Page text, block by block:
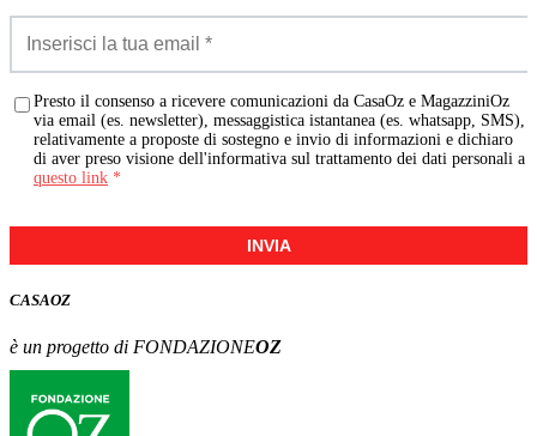
Presto il consenso a ricevere comunicazioni da CasaOz e MagazziniOz
via email (es. newsletter), messaggistica istantanea (es. whatsapp, SMS),
relativamente a proposte di sostegno e invio di informazioni e dichiaro
di aver preso visione dell'informativa sul trattamento dei dati personali a
questo link *
INVIA
CASAOZ
è un progetto di FONDAZIONEOZ